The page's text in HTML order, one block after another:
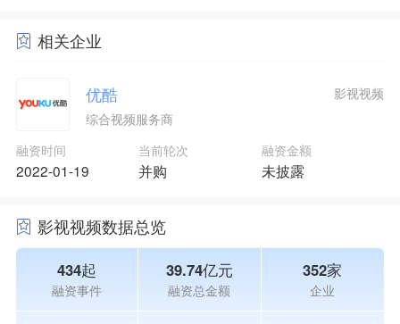
相关企业
优酷
综合视频服务商
影视视频
融资时间
2022-01-19
当前轮次
并购
融资金额
未披露
影视视频数据总览
434起
融资事件
39.74亿元
融资总金额
352家
企业